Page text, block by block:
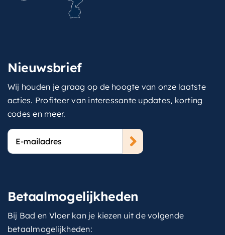
Nieuwsbrief
Wij houden je graag op de hoogte van onze laatste
acties. Profiteer van interessante updates, korting
codes en meer.
E-
mailadres
Betaalmogelijkheden
Bij Bad en Vloer kan je kiezen uit de volgende
betaalmogelijkheden: